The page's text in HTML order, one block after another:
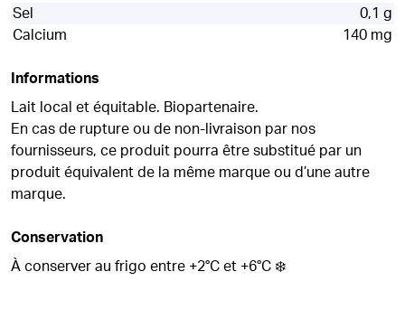
Sel
0,1 g
Calcium
140 mg
Informations
Lait local et équitable. Biopartenaire.
En cas de rupture ou de non-livraison par nos
fournisseurs, ce produit pourra être substitué par un
produit équivalent de la même marque ou d’une autre
marque.
Conservation
À conserver au frigo entre +2°C et +6°C ❄️